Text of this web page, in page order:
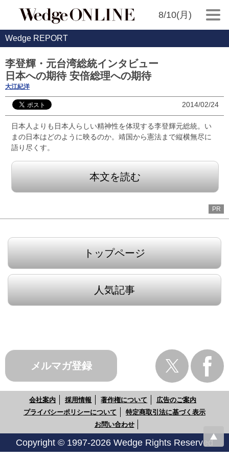
8/10(月)
Wedge REPORT
李登輝・元台湾総統インタビュー
日本への期待 安倍総理への期待
大江紀洋
2014/02/24
日本人よりも日本人らしい精神性を体現する李登輝元総統。い
まの日本はどのように映るのか。靖国から憲法まで縦横無尽に
語り尽くす。
本文を読む
PR
トップページ
人気記事
メルマガ登録
会社案内 採用情報 著作権について
広告のご案内
プライバシーポリシーについて
特定商取引法に基づく表示
お問い合わせ
Copyright © 1997-2026 Wedge Rights Reserved